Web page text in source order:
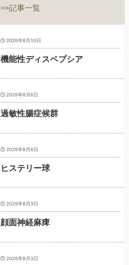
>>記事一覧
機能性ディスペプシア
2026年8月10日
過敏性腸症候群
2026年8月6日
ヒステリー球
2026年8月6日
顔面神経麻痺
2026年8月3日
2026年8月3日